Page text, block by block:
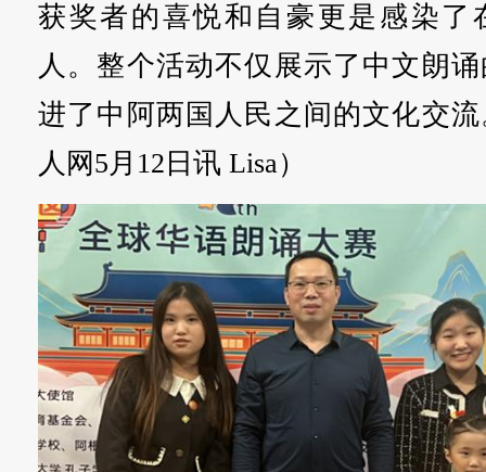
获奖者的喜悦和自豪更是感染了
人。整个活动不仅展示了中文朗
进了中阿两国人民之间的文化交
人网5月12日讯 Lisa）